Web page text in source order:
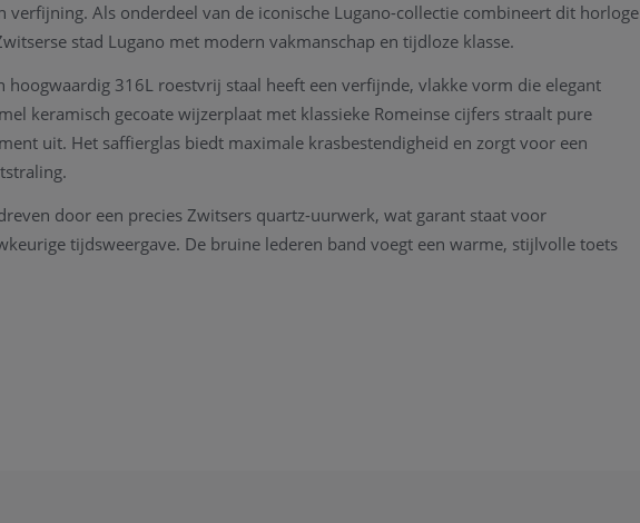
verfijning. Als onderdeel van de iconische Lugano-collectie combineert dit horloge
stad Lugano met modern vakmanschap en tijdloze klasse.
hoogwaardig 316L roestvrij staal heeft een verfijnde, vlakke vorm die elegant
keramisch gecoate wijzerplaat met klassieke Romeinse cijfers straalt pure
uit. Het saffierglas biedt maximale krasbestendigheid en zorgt voor een
door een precies Zwitsers quartz-uurwerk, wat garant staat voor
tijdsweergave. De bruine lederen band voegt een warme, stijlvolle toets